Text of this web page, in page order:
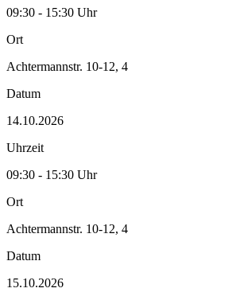
09:30 - 15:30 Uhr
Ort
Achtermannstr. 10-12, 4
Datum
14.10.2026
Uhrzeit
09:30 - 15:30 Uhr
Ort
Achtermannstr. 10-12, 4
Datum
15.10.2026